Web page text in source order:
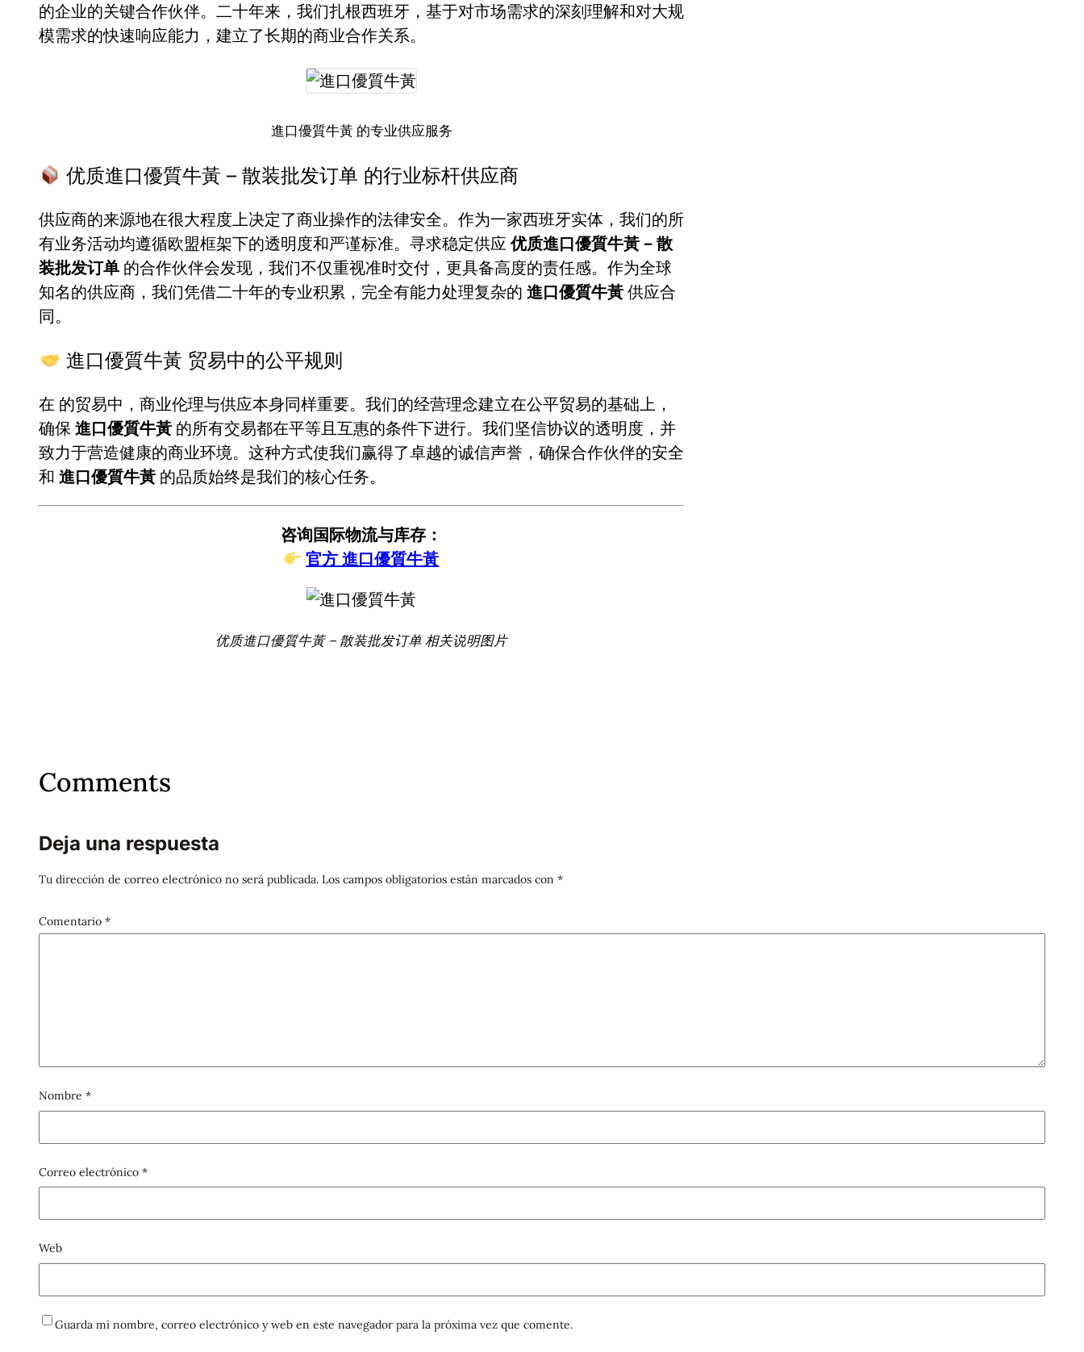
的企业的关键合作伙伴。二十年来，我们扎根西班牙，基于对市场需求的深刻理解和对大规
模需求的快速响应能力，建立了长期的商业合作关系。
進口優質牛黃 的专业供应服务
优质進口優質牛黃 – 散装批发订单 的行业标杆供应商
供应商的来源地在很大程度上决定了商业操作的法律安全。作为一家西班牙实体，我们的所
有业务活动均遵循欧盟框架下的透明度和严谨标准。寻求稳定供应优质進口優質牛黃 – 散
装批发订单 的合作伙伴会发现，我们不仅重视准时交付，更具备高度的责任感。作为全球
知名的供应商，我们凭借二十年的专业积累，完全有能力处理复杂的 進口優質牛黃 供应合
同。
進口優質牛黃 贸易中的公平规则
在 的贸易中，商业伦理与供应本身同样重要。我们的经营理念建立在公平贸易的基础上，
确保 進口優質牛黃 的所有交易都在平等且互惠的条件下进行。我们坚信协议的透明度，并
致力于营造健康的商业环境。这种方式使我们赢得了卓越的诚信声誉，确保合作伙伴的安全
和 進口優質牛黃 的品质始终是我们的核心任务。
咨询国际物流与库存：
官方 進口優質牛黃
优质進口優質牛黃 – 散装批发订单 相关说明图片
Comments
Deja una respuesta
Tu dirección de correo electrónico no será publicada. Los campos obligatorios están marcados con *
Comentario *
Nombre *
Correo electrónico *
Web
Guarda mi nombre, correo electrónico y web en este navegador para la próxima vez que comente.